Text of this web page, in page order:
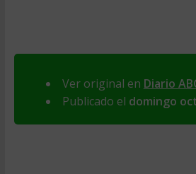
Ver original en Diario
Publicado el domingo